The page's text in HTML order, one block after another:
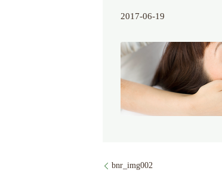
2017-06-19
bnr_img002